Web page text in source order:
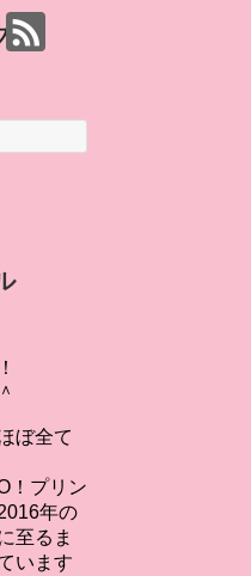
ぼ全て
！プリン
年の
至るま
います